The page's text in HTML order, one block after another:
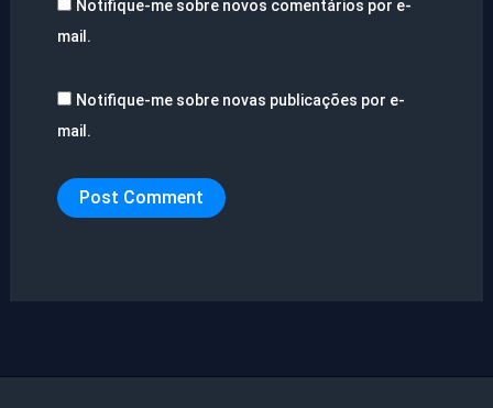
Notifique-me sobre novos comentários por e-
mail.
Notifique-me sobre novas publicações por e-
mail.